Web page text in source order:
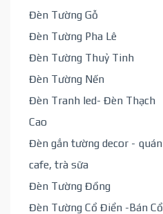
Đèn Tường Gỗ
Đèn Tường Pha Lê
Đèn Tường Thuỷ Tinh
Đèn Tường Nến
Đèn Tranh led- Đèn Thạch
Cao
Đèn gắn tường decor - quán
cafe, trà sữa
Đèn Tường Đồng
Đèn Tường Cổ Điển -Bán Cổ